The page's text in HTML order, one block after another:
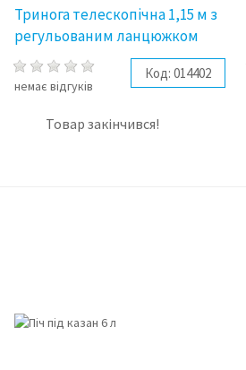
Тринога телескопічна 1,15 м з
регульованим ланцюжком
немає відгуків
Код: 014402
Товар закінчився!